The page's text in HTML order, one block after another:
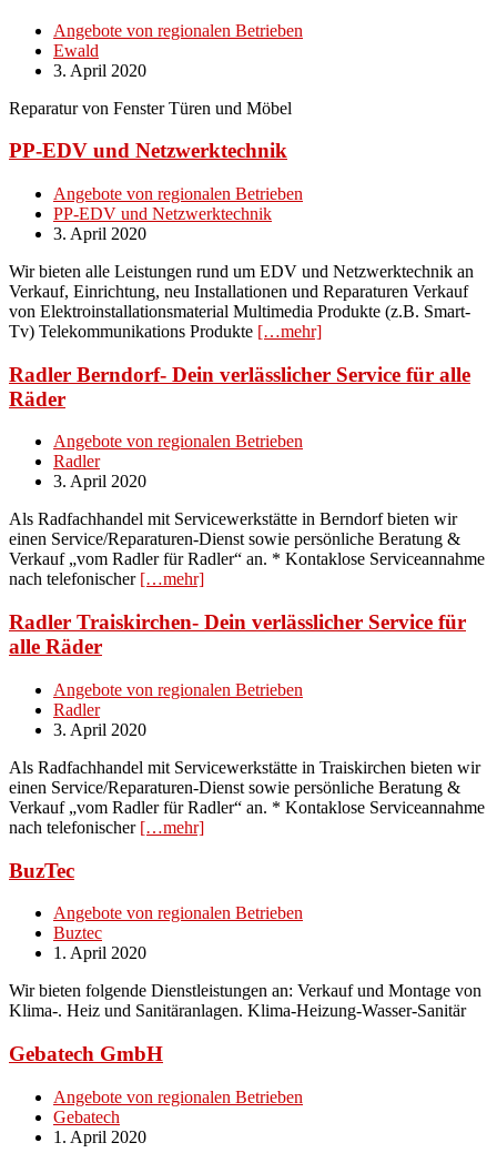
Angebote von regionalen Betrieben
Ewald
3. April 2020
Reparatur von Fenster Türen und Möbel
PP-EDV und Netzwerktechnik
Angebote von regionalen Betrieben
PP-EDV und Netzwerktechnik
3. April 2020
Wir bieten alle Leistungen rund um EDV und Netzwerktechnik an
Verkauf, Einrichtung, neu Installationen und Reparaturen Verkauf
von Elektroinstallationsmaterial Multimedia Produkte (z.B. Smart-
Tv) Telekommunikations Produkte […mehr]
Radler Berndorf- Dein verlässlicher Service für alle
Räder
Angebote von regionalen Betrieben
Radler
3. April 2020
Als Radfachhandel mit Servicewerkstätte in Berndorf bieten wir
einen Service/Reparaturen-Dienst sowie persönliche Beratung &
Verkauf „vom Radler für Radler“ an. * Kontaklose Serviceannahme
nach telefonischer […mehr]
Radler Traiskirchen- Dein verlässlicher Service für
alle Räder
Angebote von regionalen Betrieben
Radler
3. April 2020
Als Radfachhandel mit Servicewerkstätte in Traiskirchen bieten wir
einen Service/Reparaturen-Dienst sowie persönliche Beratung &
Verkauf „vom Radler für Radler“ an. * Kontaklose Serviceannahme
nach telefonischer […mehr]
BuzTec
Angebote von regionalen Betrieben
Buztec
1. April 2020
Wir bieten folgende Dienstleistungen an: Verkauf und Montage von
Klima-. Heiz und Sanitäranlagen. Klima-Heizung-Wasser-Sanitär
Gebatech GmbH
Angebote von regionalen Betrieben
Gebatech
1. April 2020